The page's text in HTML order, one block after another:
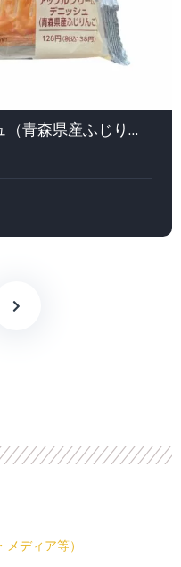
アップルクリームデニッシュ（青森県産ふじりんご）｜ファミリーマート
ディア等）